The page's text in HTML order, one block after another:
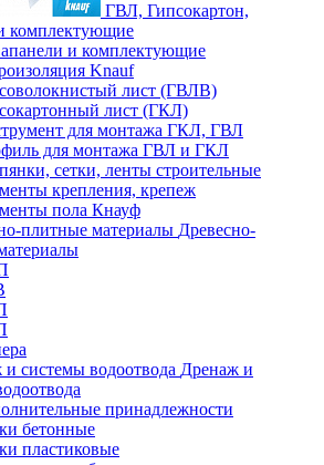
ГВЛ, Гипсокартон,
комплектующие
и комплектующие
Knauf
лист (ГВЛВ)
лист (ГКЛ)
для монтажа ГКЛ, ГВЛ
для монтажа ГВЛ и ГКЛ
сетки, ленты строительные
крепления, крепеж
пола Кнауф
Древесно-
Дренаж и
принадлежности
бетонные
пластиковые